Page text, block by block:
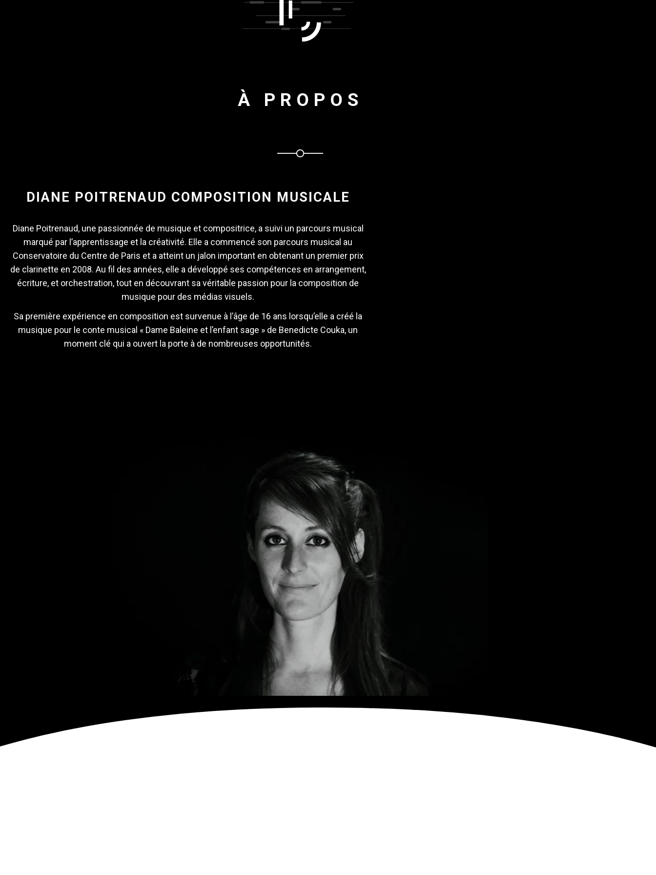
À PROPOS
DIANE POITRENAUD COMPOSITION MUSICALE
Diane Poitrenaud, une passionnée de musique et compositrice, a suivi un parcours musical
marqué par l’apprentissage et la créativité. Elle a commencé son parcours musical au
Conservatoire du Centre de Paris et a atteint un jalon important en obtenant un premier prix
de clarinette en 2008. Au fil des années, elle a développé ses compétences en arrangement,
écriture, et orchestration, tout en découvrant sa véritable passion pour la composition de
musique pour des médias visuels.
Sa première expérience en composition est survenue à l’âge de 16 ans lorsqu’elle a créé la
musique pour le conte musical « Dame Baleine et l’enfant sage » de Benedicte Couka, un
moment clé qui a ouvert la porte à de nombreuses opportunités.